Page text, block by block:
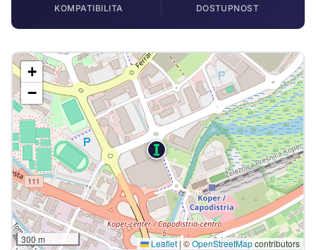
KOMPATIBILITA DOSTUPNOST
+
−
300 m Leaflet |©OpenStreetMapcontributors